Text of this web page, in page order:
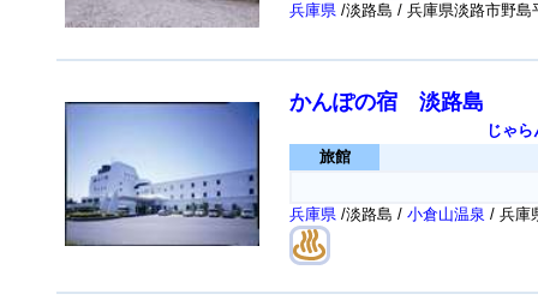
兵庫県 /淡路島 / 兵庫県淡路市野島
かんぽの宿 淡路島
じゃら
旅館
兵庫県 /淡路島 / 小倉山温泉 / 兵庫